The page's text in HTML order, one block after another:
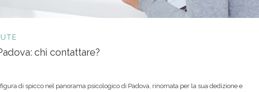
chi contattare?
di spicco nel panorama psicologico di Padova, rinomata per la sua dedizione e